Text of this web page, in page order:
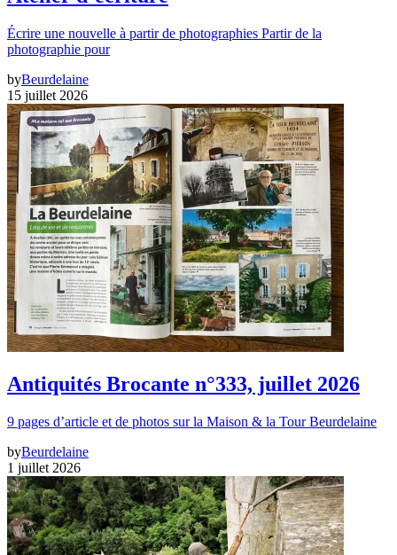
Écrire une nouvelle à partir de photographies Partir de la
photographie pour
byBeurdelaine
15 juillet 2026
Antiquités Brocante n°333, juillet 2026
9 pages d’article et de photos sur la Maison & la Tour Beurdelaine
byBeurdelaine
1 juillet 2026